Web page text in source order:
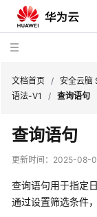
最
新
动
技
文档首页 / 安全云脑
语法-V1
/ 查询语句
查询语句
更新时间： 2025-08-
查询语句用于指定
通过设置筛选条件